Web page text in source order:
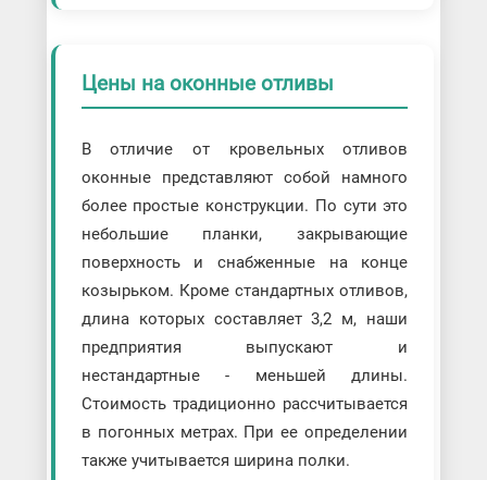
Цены на оконные отливы
В отличие от кровельных отливов
оконные представляют собой намного
более простые конструкции. По сути это
небольшие планки, закрывающие
поверхность и снабженные на конце
козырьком. Кроме стандартных отливов,
длина которых составляет 3,2 м, наши
предприятия выпускают и
нестандартные - меньшей длины.
Стоимость традиционно рассчитывается
в погонных метрах. При ее определении
также учитывается ширина полки.